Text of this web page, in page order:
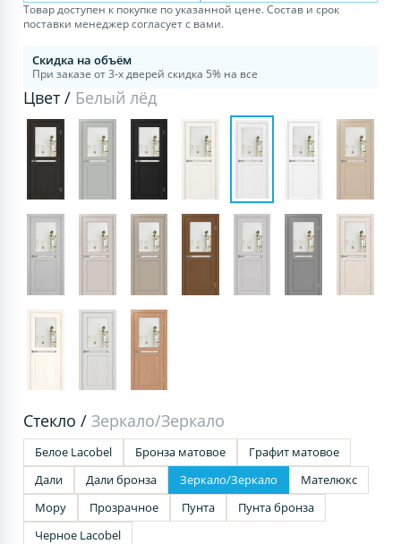
Товар доступен к покупке по указанной цене. Состав и срок
поставки менеджер согласует с вами.
Скидка на объём
При заказе от 3-х дверей скидка 5% на все
Цвет / Белый лёд
Стекло /Зеркало/Зеркало
Белое Lacobel Бронза матовое
Графит матовое
Дали
Дали бронза Зеркало/Зеркало
Мателюкс
Мору
Прозрачное Пунта
Пунта бронза
Черное Lacobel